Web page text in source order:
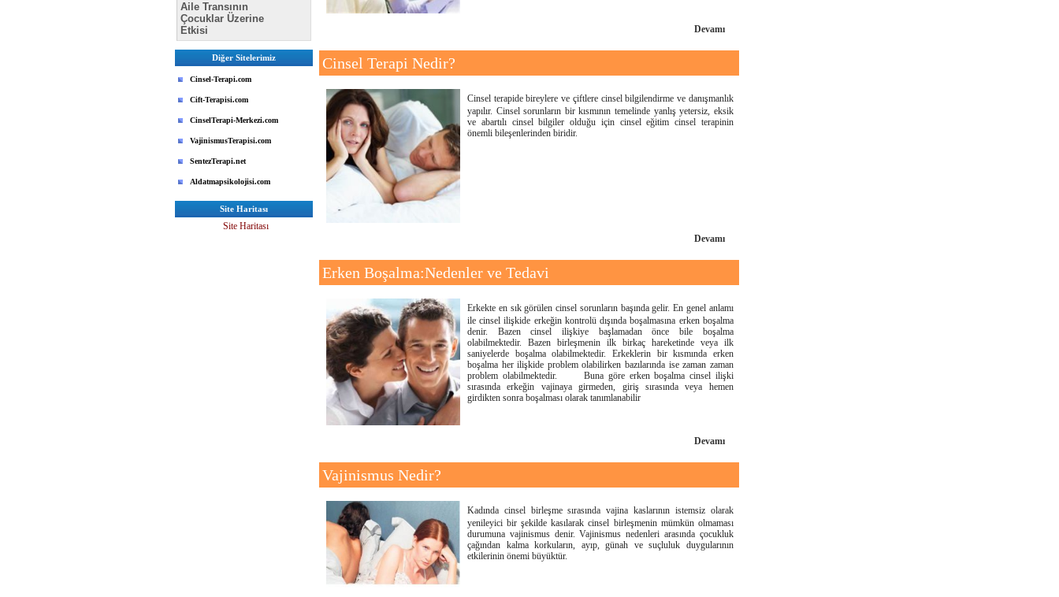
Aile Transının
Çocuklar Üzerine
Etkisi
Diğer Sitelerimiz
Cinsel-Terapi.com
Cift-Terapisi.com
CinselTerapi-Merkezi.com
VajinismusTerapisi.com
SentezTerapi.net
Aldatmapsikolojisi.com
Site Haritası
Site Haritası
Devamı
Cinsel Terapi Nedir?
Cinsel terapide bireylere ve çiftlere cinsel bilgilendirme ve danışmanlık
yapılır. Cinsel sorunların bir kısmının temelinde yanlış yetersiz, eksik
ve abartılı cinsel bilgiler olduğu için cinsel eğitim cinsel terapinin
önemli bileşenlerinden biridir.
Devamı
Erken Boşalma:Nedenler ve Tedavi
Erkekte en sık görülen cinsel sorunların başında gelir. En genel anlamı
ile cinsel ilişkide erkeğin kontrolü dışında boşalmasına erken boşalma
denir. Bazen cinsel ilişkiye başlamadan önce bile boşalma
olabilmektedir. Bazen birleşmenin ilk birkaç hareketinde veya ilk
saniyelerde boşalma olabilmektedir. Erkeklerin bir kısmında erken
boşalma her ilişkide problem olabilirken bazılarında ise zaman zaman
problem olabilmektedir. Buna göre erken boşalma cinsel ilişki
sırasında erkeğin vajinaya girmeden, giriş sırasında veya hemen
girdikten sonra boşalması olarak tanımlanabilir
Devamı
Vajinismus Nedir?
Kadında cinsel birleşme sırasında vajina kaslarının istemsiz olarak
yenileyici bir şekilde kasılarak cinsel birleşmenin mümkün olmaması
durumuna vajinismus denir. Vajinismus nedenleri arasında çocukluk
çağından kalma korkuların, ayıp, günah ve suçluluk duygularının
etkilerinin önemi büyüktür.